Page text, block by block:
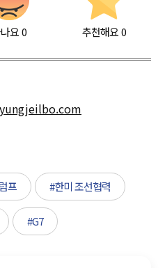
요0 추천해요 0
프 #한미 조선협력
#G7